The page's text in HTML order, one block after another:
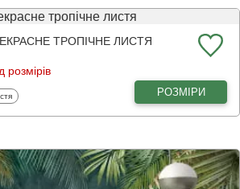
ТРОПІЧНЕ ЛИСТЯ
розмірів
РОЗМІРИ